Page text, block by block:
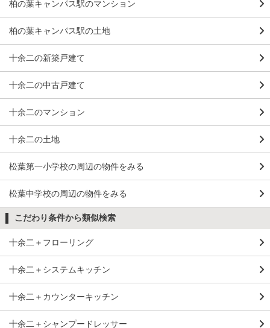
柏の葉キャンパス駅のマンション
柏の葉キャンパス駅の土地
十余二の新築戸建て
十余二の中古戸建て
十余二のマンション
十余二の土地
松葉第一小学校の周辺の物件をみる
松葉中学校の周辺の物件をみる
こだわり条件から類似検索
十余二＋フローリング
十余二＋システムキッチン
十余二＋カウンターキッチン
十余二＋シャンプードレッサー